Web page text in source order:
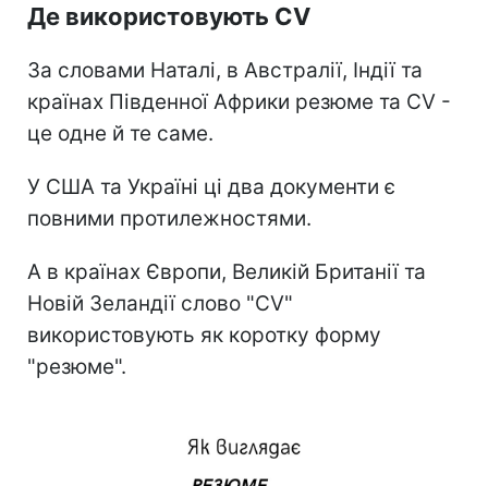
Де використовують CV
За словами Наталі, в Австралії, Індії та
країнах Південної Африки резюме та CV -
це одне й те саме.
У США та Україні ці два документи є
повними протилежностями.
А в країнах Європи, Великій Британії та
Новій Зеландії слово "CV"
використовують як коротку форму
"резюме".